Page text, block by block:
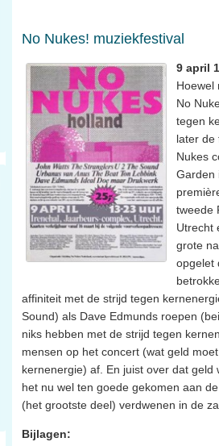
No Nukes! muziekfestival
9 april
Hoewel
No
tegen
later de
Nukes
Garden
tweede
Utrecht
grote
opgelet
affiniteit met de strijd tegen
Sound) als Dave Edmunds roepen
niks hebben met de strijd tegen
mensen op het concert (wat geld
kernenergie) af. En juist over dat
het nu wel ten goede gekomen aan
(het grootste deel) verdwenen in de
Bijlagen: